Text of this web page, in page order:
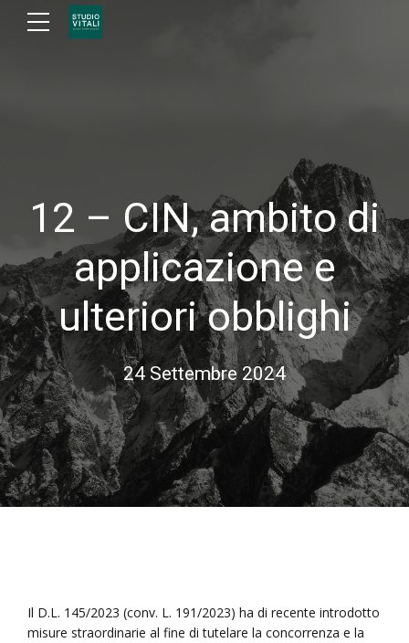
12 – CIN, ambito di
applicazione e
ulteriori obblighi
24 Settembre 2024
Il D.L. 145/2023 (conv. L. 191/2023) ha di recente introdotto
misure straordinarie al fine di tutelare la concorrenza e la